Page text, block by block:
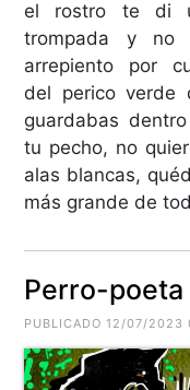
el rostro te di
trompada y no
arrepiento por
del perico verde
guardabas
tu pecho, no
alas blancas,
más grande de
Perro-
PUBLICADO 12/07/2023